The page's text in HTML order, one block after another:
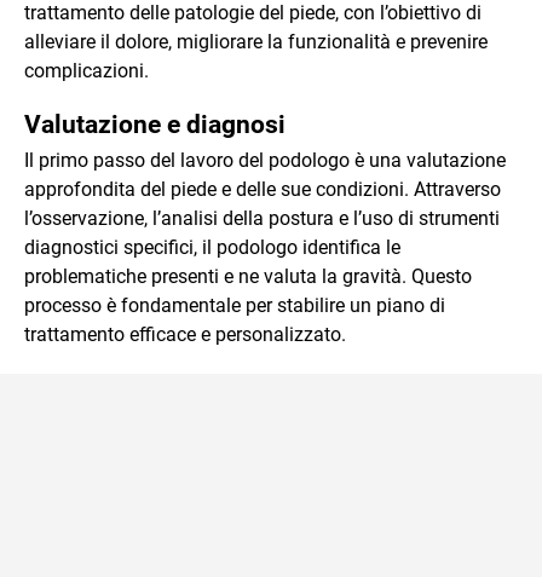
trattamento delle patologie del piede, con l’obiettivo di
alleviare il dolore, migliorare la funzionalità e prevenire
complicazioni.
Valutazione e diagnosi
Il primo passo del lavoro del podologo è una valutazione
approfondita del piede e delle sue condizioni. Attraverso
l’osservazione, l’analisi della postura e l’uso di strumenti
diagnostici specifici, il podologo identifica le
problematiche presenti e ne valuta la gravità. Questo
processo è fondamentale per stabilire un piano di
trattamento efficace e personalizzato.